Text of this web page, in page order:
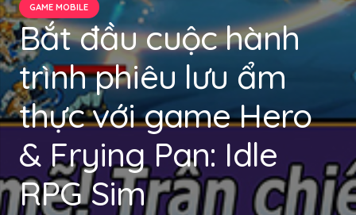
GAME MOBILE
Bắt đầu cuộc hành
trình phiêu lưu ẩm
thực với game Hero
& Frying Pan: Idle
RPG Sim